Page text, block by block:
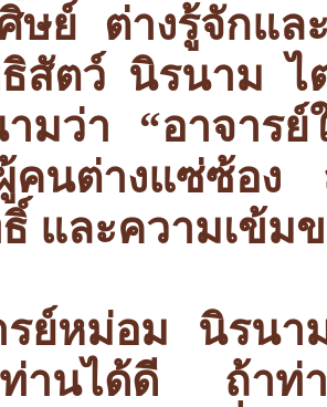
ษย์ ต่างรู้จักแ
สัตว์ นิรนาม ไ
มว่า “อาจาร
คนต่างแซ่ซ้อง
และความเข้ม
รย์หม่อม นิรนา
ท่านได้ดี ถ้าท่